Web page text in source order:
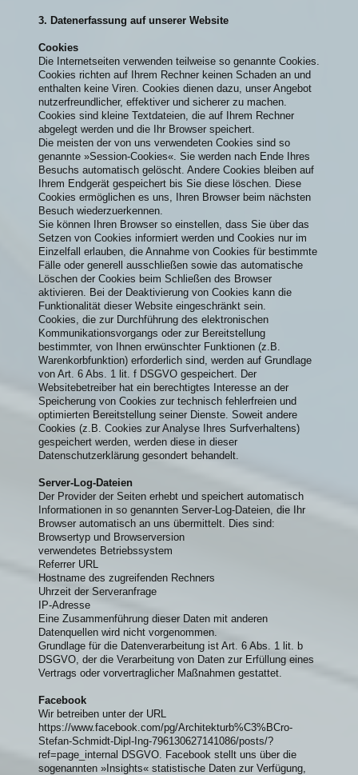
3. Datenerfassung auf unserer Website
Cookies
Die Internetseiten verwenden teilweise so genannte Cookies.
Cookies richten auf Ihrem Rechner keinen Schaden an und
enthalten keine Viren. Cookies dienen dazu, unser Angebot
nutzerfreundlicher, effektiver und sicherer zu machen.
Cookies sind kleine Textdateien, die auf Ihrem Rechner
abgelegt werden und die Ihr Browser speichert.
Die meisten der von uns verwendeten Cookies sind so
genannte »Session-Cookies«. Sie werden nach Ende Ihres
Besuchs automatisch gelöscht. Andere Cookies bleiben auf
Ihrem Endgerät gespeichert bis Sie diese löschen. Diese
Cookies ermöglichen es uns, Ihren Browser beim nächsten
Besuch wiederzuerkennen.
Sie können Ihren Browser so einstellen, dass Sie über das
Setzen von Cookies informiert werden und Cookies nur im
Einzelfall erlauben, die Annahme von Cookies für bestimmte
Fälle oder generell ausschließen sowie das automatische
Löschen der Cookies beim Schließen des Browser
aktivieren. Bei der Deaktivierung von Cookies kann die
Funktionalität dieser Website eingeschränkt sein.
Cookies, die zur Durchführung des elektronischen
Kommunikationsvorgangs oder zur Bereitstellung
bestimmter, von Ihnen erwünschter Funktionen (z.B.
Warenkorbfunktion) erforderlich sind, werden auf Grundlage
von Art. 6 Abs. 1 lit. f DSGVO gespeichert. Der
Websitebetreiber hat ein berechtigtes Interesse an der
Speicherung von Cookies zur technisch fehlerfreien und
optimierten Bereitstellung seiner Dienste. Soweit andere
Cookies (z.B. Cookies zur Analyse Ihres Surfverhaltens)
gespeichert werden, werden diese in dieser
Datenschutzerklärung gesondert behandelt.
Server-Log-Dateien
Der Provider der Seiten erhebt und speichert automatisch
Informationen in so genannten Server-Log-Dateien, die Ihr
Browser automatisch an uns übermittelt. Dies sind:
Browsertyp und Browserversion
verwendetes Betriebssystem
Referrer URL
Hostname des zugreifenden Rechners
Uhrzeit der Serveranfrage
IP-Adresse
Eine Zusammenführung dieser Daten mit anderen
Datenquellen wird nicht vorgenommen.
Grundlage für die Datenverarbeitung ist Art. 6 Abs. 1 lit. b
DSGVO, der die Verarbeitung von Daten zur Erfüllung eines
Vertrags oder vorvertraglicher Maßnahmen gestattet.
Facebook
Wir betreiben unter der URL
https://www.facebook.com/pg/Architekturb%C3%BCro-
Stefan-Schmidt-Dipl-Ing-796130627141086/posts/?
ref=page_internal DSGVO. Facebook stellt uns über die
sogenannten »Insights« statistische Daten zur Verfügung,